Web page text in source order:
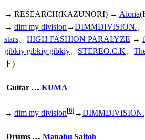
→ RESEARCH(KAZUNORI) → Aioria
→ dim my division →DIMMDIVISION.
stars
HIGH FASHION PARALYZE →
gibkiy gibkiy gibkiy
STEREO.C.K
ト)
Guitar … KUMA
→ dim my division[6] →DIMMDIVISION.
Drums … Manabu Saitoh